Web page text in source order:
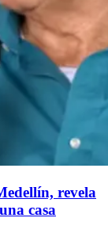
revela
casa